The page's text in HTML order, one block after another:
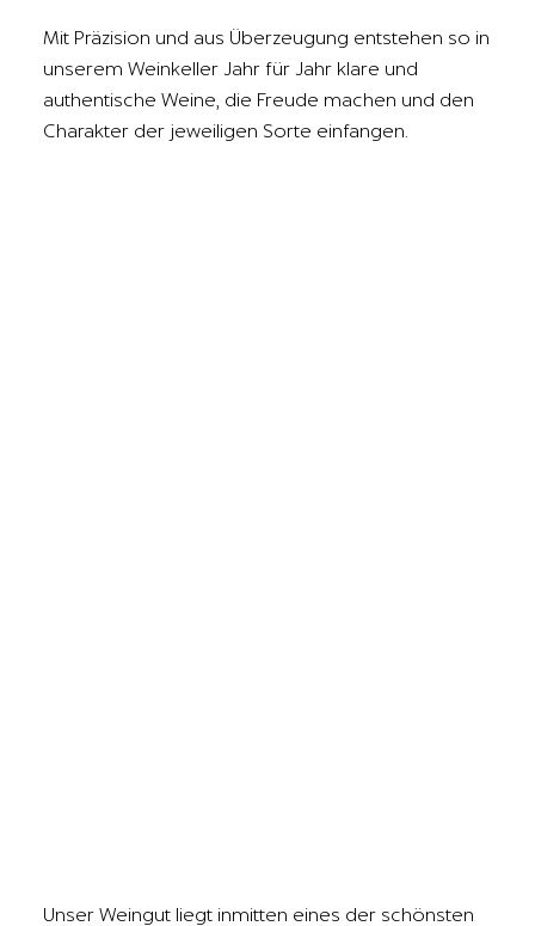
Mit Präzision und aus Überzeugung entstehen so in
unserem Weinkeller Jahr für Jahr klare und
authentische Weine, die Freude machen und den
Charakter der jeweiligen Sorte einfangen.
Unser Weingut liegt inmitten eines der schönsten